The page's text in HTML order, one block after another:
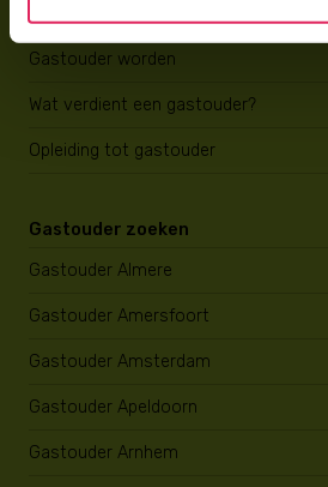
Gastouder worden
Gastouder worden
Wat verdient een gastouder?
Opleiding tot gastouder
Gastouder zoeken
Gastouder Almere
Gastouder Amersfoort
Gastouder Amsterdam
Gastouder Apeldoorn
Gastouder Arnhem